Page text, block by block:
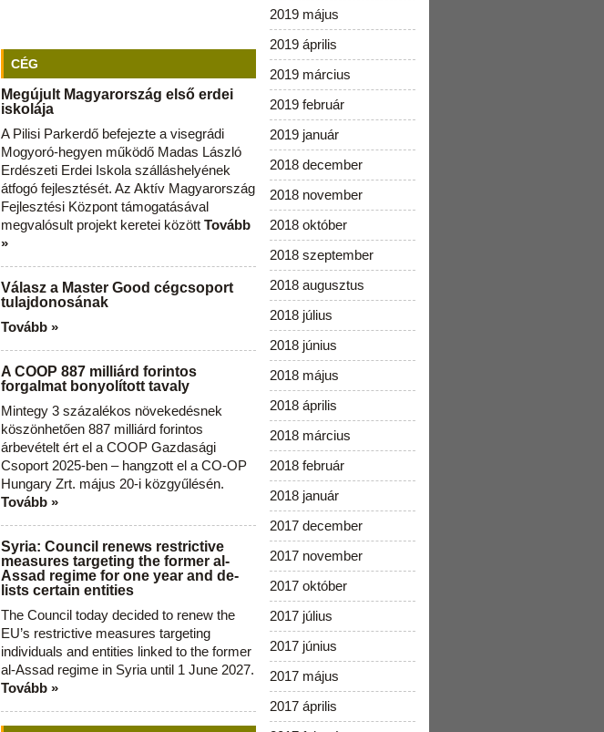
CÉG
Megújult Magyarország első erdei
iskolája
A Pilisi Parkerdő befejezte a visegrádi
Mogyoró-hegyen működő Madas László
Erdészeti Erdei Iskola szálláshelyének
átfogó fejlesztését. Az Aktív Magyarország
Fejlesztési Központ támogatásával
megvalósult projekt keretei között Tovább
»
Válasz a Master Good cégcsoport
tulajdonosának
Tovább »
A COOP 887 milliárd forintos
forgalmat bonyolított tavaly
Mintegy 3 százalékos növekedésnek
köszönhetően 887 milliárd forintos
árbevételt ért el a COOP Gazdasági
Csoport 2025-ben – hangzott el a CO-OP
Hungary Zrt. május 20-i közgyűlésén.
Tovább »
Syria: Council renews restrictive
measures targeting the former al-
Assad regime for one year and de-
lists certain entities
The Council today decided to renew the
EU’s restrictive measures targeting
individuals and entities linked to the former
al-Assad regime in Syria until 1 June 2027.
Tovább »
2019 május
2019 április
2019 március
2019 február
2019 január
2018 december
2018 november
2018 október
2018 szeptember
2018 augusztus
2018 július
2018 június
2018 május
2018 április
2018 március
2018 február
2018 január
2017 december
2017 november
2017 október
2017 július
2017 június
2017 május
2017 április